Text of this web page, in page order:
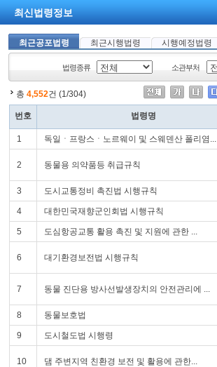
최신법령정보
최근공포법령 최근시행법령 시행예정법령
법령종류 소관부처
총 4,552건 (1/304)
번호 법령명
1 독일ㆍ프랑스ㆍ노르웨이 및 스웨덴산 폴리염...
2 동물용 의약품등 취급규칙
3 도시교통정비 촉진법 시행규칙
4 대한민국재향군인회법 시행규칙
5 도심항공교통 활용 촉진 및 지원에 관한 ...
6 대기환경보전법 시행규칙
7 동물 진단용 방사선발생장치의 안전관리에 ...
8 동물보호법
9 도시철도법 시행령
10 댐 주변지역 친환경 보전 및 활용에 관한...